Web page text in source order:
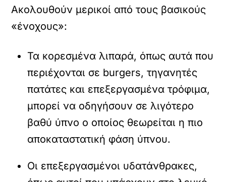
Ακολουθούν μερικοί από τους βασικούς
«ένοχους»:
Τα κορεσμένα λιπαρά, όπως αυτά που
περιέχονται σε burgers, τηγανητές
πατάτες και επεξεργασμένα τρόφιμα,
μπορεί να οδηγήσουν σε λιγότερο
βαθύ ύπνο ο οποίος θεωρείται η πιο
αποκαταστατική φάση ύπνου.
Οι επεξεργασμένοι υδατάνθρακες,